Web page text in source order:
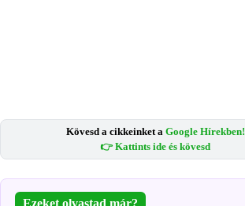
Kövesd a cikkeinket a Google Hírekben!
👉 Kattints ide és kövesd